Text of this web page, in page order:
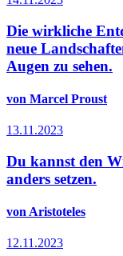
Die wirkliche
neue
Augen zu sehen.
von Marcel Proust
13.11.2023
Du kannst den
anders setzen.
von Aristoteles
12.11.2023